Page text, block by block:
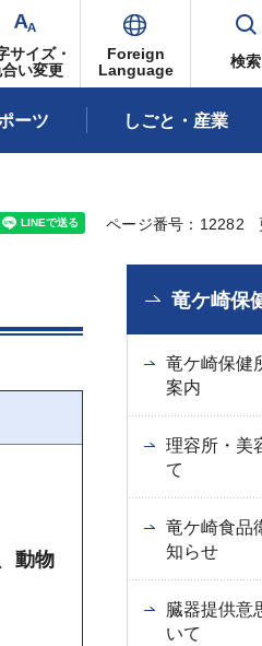
サイズ・
い変更
Foreign
Language
検索
ーツ しごと・産業
ページ番号：12282
動物
竜ケ崎保
竜ケ崎保健
案内
理容所・美
て
竜ケ崎食品
知らせ
臓器提供意
いて